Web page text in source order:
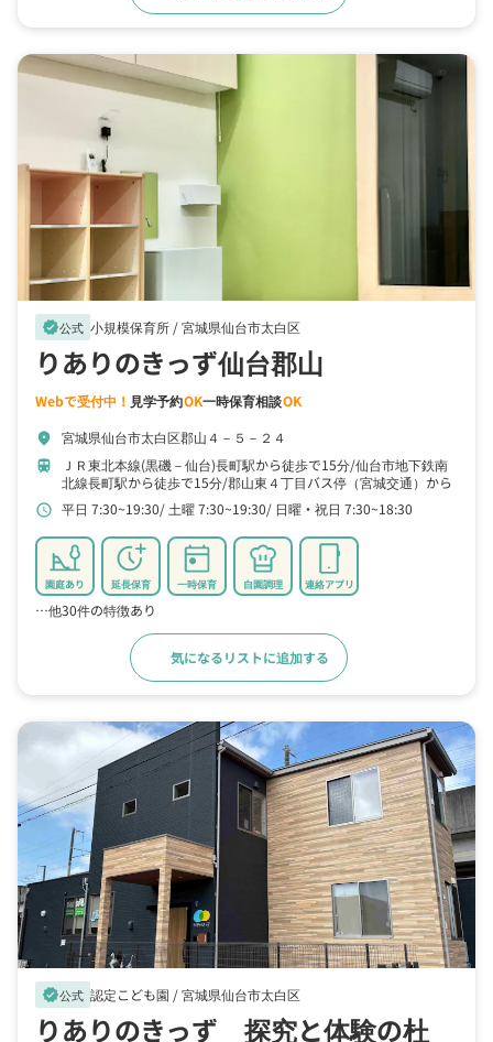
verified公式 小規模保育所 /宮城県仙台市太白区
りありのきっず仙台郡山
Webで受付中！ 見学予約OK一時保育相談OK
location_on 宮城県仙台市太白区郡山４－５－２４
train ＪＲ東北本線(黒磯－仙台)長町駅から徒歩で15分 仙台市地下鉄南
北線長町駅から徒歩で15分 郡山東４丁目バス停（宮城交通）から
バスで3分
schedule 平日 7:30~19:30 土曜 7:30~19:30 日曜・祝日 7:30~18:30
園庭あり 延長保育 一時保育 自園調理 連絡アプリ
…他30件の特徴あり
気になるリストに追加する
verified公式 認定こども園 /宮城県仙台市太白区
りありのきっず 探究と体験の杜